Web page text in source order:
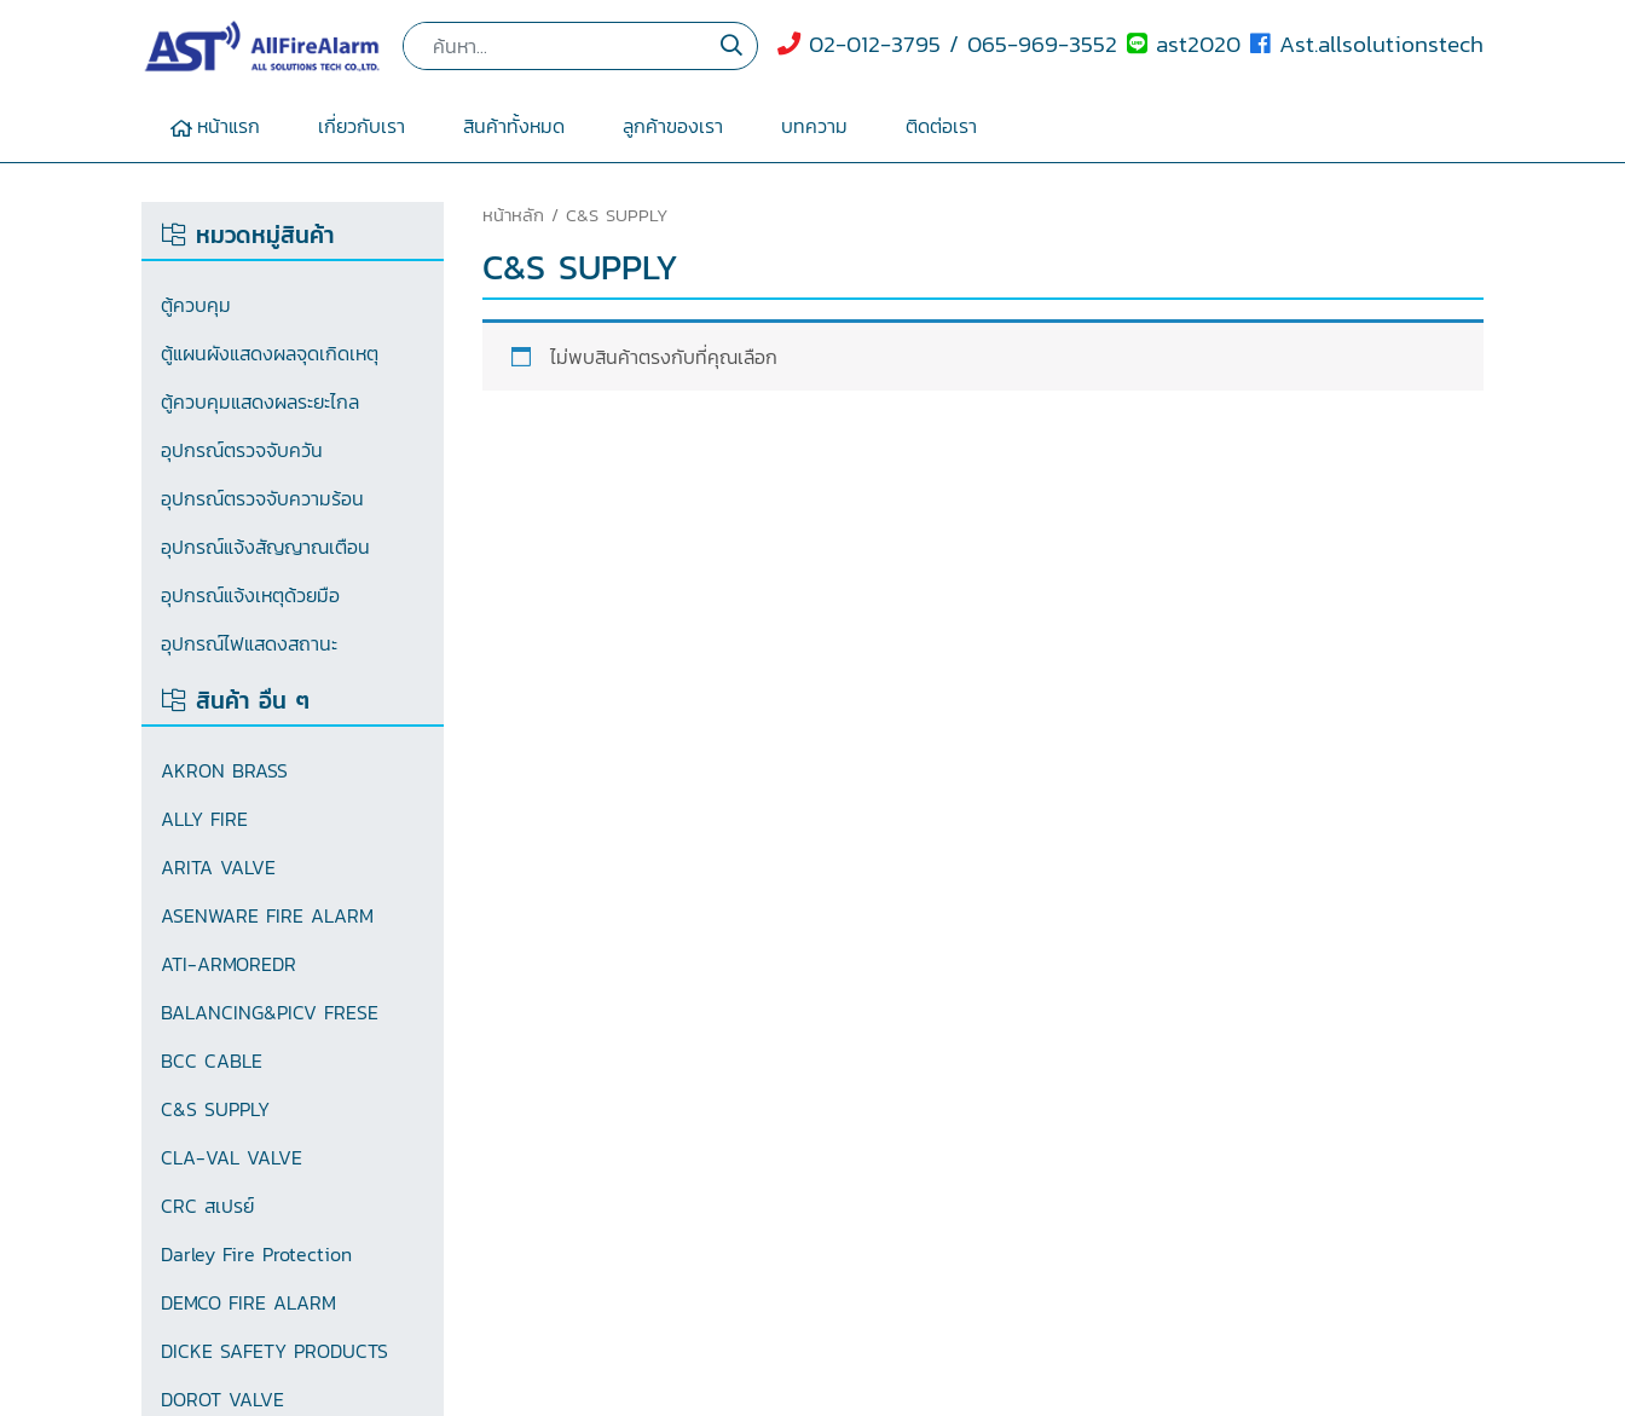
02-012-3795 / 065-969-3552 ast2020 Ast.allsolutionstech
หน้าแรก เกี่ยวกับเรา สินค้าทั้งหมด ลูกค้าของเรา บทความ ติดต่อเรา
หมวดหมู่สินค้า
ตู้ควบคุม
ตู้แผนผังแสดงผลจุดเกิดเหตุ
ตู้ควบคุมแสดงผลระยะไกล
อุปกรณ์ตรวจจับควัน
อุปกรณ์ตรวจจับความร้อน
อุปกรณ์แจ้งสัญญาณเตือน
อุปกรณ์แจ้งเหตุด้วยมือ
อุปกรณ์ไฟแสดงสถานะ
สินค้า อื่น ๆ
AKRON BRASS
ALLY FIRE
ARITA VALVE
ASENWARE FIRE ALARM
ATI-ARMOREDR
BALANCING&PICV FRESE
BCC CABLE
C&S SUPPLY
CLA-VAL VALVE
CRC สเปรย์
Darley Fire Protection
DEMCO FIRE ALARM
DICKE SAFETY PRODUCTS
DOROT VALVE
หน้าหลัก / C&S SUPPLY
C&S SUPPLY
ไม่พบสินค้าตรงกับที่คุณเลือก